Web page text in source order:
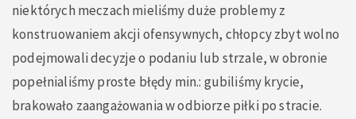
niektórych meczach mieliśmy duże problemy z
konstruowaniem akcji ofensywnych, chłopcy zbyt wolno
podejmowali decyzje o podaniu lub strzale, w obronie
popełnialiśmy proste błędy min.: gubiliśmy krycie,
brakowało zaangażowania w odbiorze piłki po stracie.